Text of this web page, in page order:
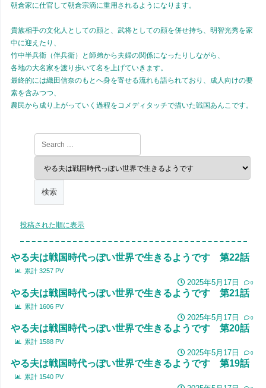
朝倉家に仕官して朝倉宗滴に重用されるようになります。
貴族相手の文化人としての顔と、武将としての顔を併せ持ち、明智光秀を家
中に迎えたり、
竹中半兵衛（伴兵衛）と師弟から夫婦の関係になったりしながら、
各地の大名家を渡り歩いて名を上げていきます。
最終的には織田信奈のもとへ身を寄せる流れも語られており、成人向けの要
素を含みつつ、
農民から成り上がっていく過程をコメディタッチで描いた戦国あんこです。
投稿された順に表示
やる夫は戦国時代っぽい世界で生きるようです 第22話
累計 3257 PV
2025年5月17日 0
やる夫は戦国時代っぽい世界で生きるようです 第21話
累計 1606 PV
2025年5月17日 0
やる夫は戦国時代っぽい世界で生きるようです 第20話
累計 1588 PV
2025年5月17日 0
やる夫は戦国時代っぽい世界で生きるようです 第19話
累計 1540 PV